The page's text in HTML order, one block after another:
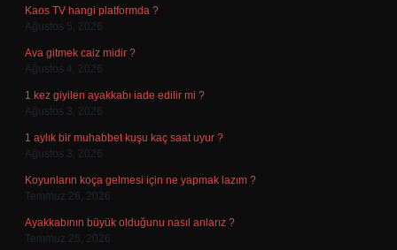
Kaos TV hangi platformda ?
Ağustos 5, 2026
Ava gitmek caiz midir ?
Ağustos 4, 2026
1 kez giyilen ayakkabı iade edilir mi ?
Ağustos 3, 2026
1 aylık bir muhabbet kuşu kaç saat uyur ?
Ağustos 3, 2026
Koyunların koça gelmesi için ne yapmak lazım ?
Temmuz 26, 2026
Ayakkabının büyük olduğunu nasıl anlarız ?
Temmuz 25, 2026